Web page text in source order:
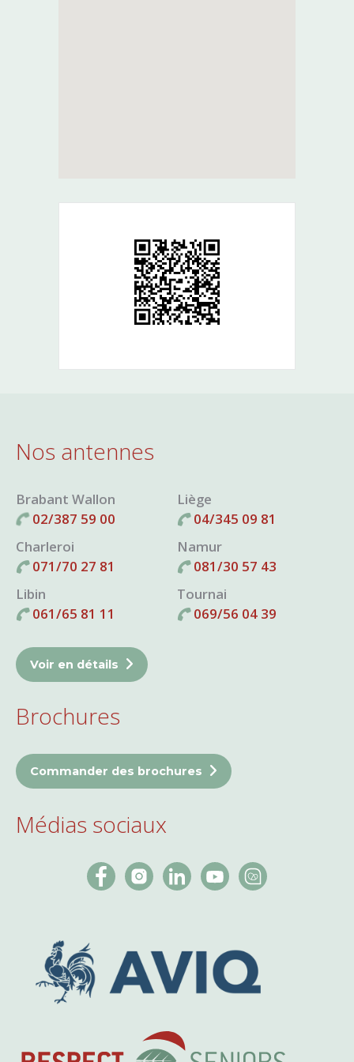
Nos antennes
Brabant Wallon
02/387 59 00
Charleroi
071/70 27 81
Libin
061/65 81 11
Liège
04/345 09 81
Namur
081/30 57 43
Tournai
069/56 04 39
Voir en détails
Brochures
Commander des brochures
Médias sociaux